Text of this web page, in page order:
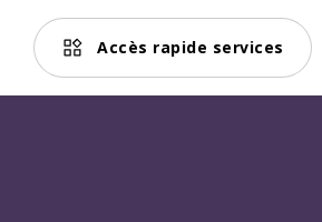
Accès rapide services